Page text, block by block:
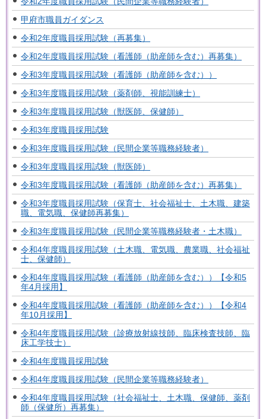
甲府市職員ガイダンス
令和2年度職員採用試験（再募集）
令和2年度職員採用試験（看護師（助産師を含む）再募集）
令和3年度職員採用試験（看護師（助産師を含む））
令和3年度職員採用試験（薬剤師、視能訓練士）
令和3年度職員採用試験（獣医師、保健師）
令和3年度職員採用試験
令和3年度職員採用試験（民間企業等職務経験者）
令和3年度職員採用試験（獣医師）
令和3年度職員採用試験（看護師（助産師を含む）再募集）
令和3年度職員採用試験（保育士、社会福祉士、土木職、建築
職、電気職、保健師再募集）
令和3年度職員採用試験（民間企業等職務経験者・土木職）
令和4年度職員採用試験（土木職、電気職、農業職、社会福祉
士、保健師）
令和4年度職員採用試験（看護師（助産師を含む））【令和5
年4月採用】
令和4年度職員採用試験（看護師（助産師を含む））【令和4
年10月採用】
令和4年度職員採用試験（診療放射線技師、臨床検査技師、臨
床工学技士）
令和4年度職員採用試験
令和4年度職員採用試験（民間企業等職務経験者）
令和4年度職員採用試験（社会福祉士、土木職、保健師、薬剤
師（保健所）再募集）